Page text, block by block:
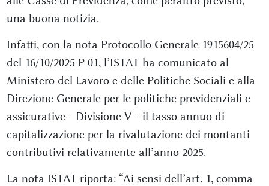
una buona notizia.
Infatti, con la nota Protocollo Generale 1915604/25
del 16/10/2025 P 01, l’ISTAT ha comunicato al
Ministero del Lavoro e delle Politiche Sociali e alla
Direzione Generale per le politiche previdenziali e
assicurative - Divisione V - il tasso annuo di
capitalizzazione per la rivalutazione dei montanti
contributivi relativamente all’anno 2025.
La nota ISTAT riporta: “Ai sensi dell’art. 1, comma